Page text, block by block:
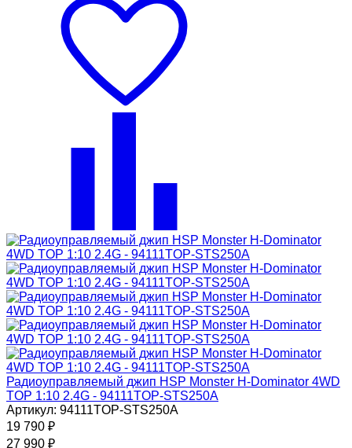
Радиоуправляемый джип HSP Monster H-Dominator 4WD
TOP 1:10 2.4G - 94111TOP-STS250A
Артикул: 94111TOP-STS250A
19 790 ₽
27 990 ₽